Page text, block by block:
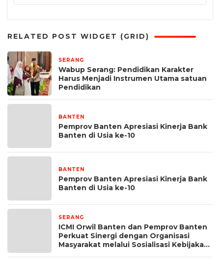
RELATED POST WIDGET (GRID)
SERANG
Wabup Serang: Pendidikan Karakter
Harus Menjadi Instrumen Utama satuan
Pendidikan
BANTEN
Pemprov Banten Apresiasi Kinerja Bank
Banten di Usia ke-10
BANTEN
Pemprov Banten Apresiasi Kinerja Bank
Banten di Usia ke-10
SERANG
ICMI Orwil Banten dan Pemprov Banten
Perkuat Sinergi dengan Organisasi
Masyarakat melalui Sosialisasi Kebijakan